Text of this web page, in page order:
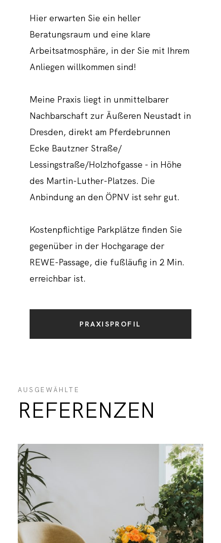
Hier erwarten Sie ein heller
Beratungsraum und eine klare
Arbeitsatmosphäre, in der Sie mit Ihrem
Anliegen willkommen sind!
Meine Praxis liegt in unmittelbarer
Nachbarschaft zur Äußeren Neustadt in
Dresden, direkt am Pferdebrunnen
Ecke Bautzner Straße/
Lessingstraße/Holzhofgasse - in Höhe
des Martin-Luther-Platzes. Die
Anbindung an den ÖPNV ist sehr gut.
Kostenpflichtige Parkplätze finden Sie
gegenüber in der Hochgarage der
REWE-Passage, die fußläufig in 2 Min.
erreichbar ist.
PRAXISPROFIL
AUSGEWÄHLTE
REFERENZEN